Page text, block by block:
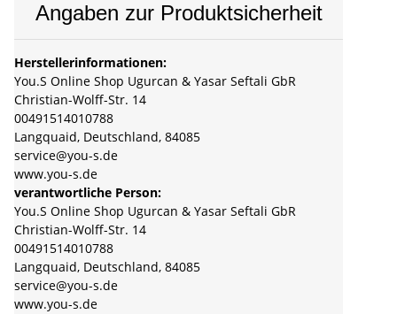
Angaben zur Produktsicherheit
Herstellerinformationen:
You.S Online Shop Ugurcan & Yasar Seftali GbR
Christian-Wolff-Str. 14
00491514010788
Langquaid, Deutschland, 84085
service@you-s.de
www.you-s.de
verantwortliche Person:
You.S Online Shop Ugurcan & Yasar Seftali GbR
Christian-Wolff-Str. 14
00491514010788
Langquaid, Deutschland, 84085
service@you-s.de
www.you-s.de